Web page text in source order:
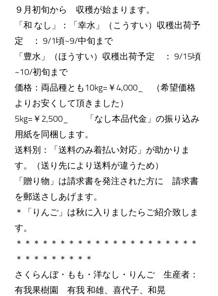
９月初旬から 収穫が始まります。
「和 なし」：「幸水」（こうすい）収穫出荷予
定 ： 9/1頃~9/中旬まで
「豊水」（ほうすい）収穫出荷予定 ： 9/15頃
~10/初旬まで
価格：両品種とも10kg=￥4,000_ （希望価格
よりお安くして頂きました）
5kg=￥2,500_ 「なし本品代金」の振り込み
用紙を同梱します。
送料別：「送料のみ着払い対応」が助かりま
す。（送り先により送料が違うため）
「贈り物」は請求書を発注された方に 請求書
を郵送さしあげます。
＊「りんご」は秋に入りましたらご紹介致しま
す。
＊＊＊＊＊＊＊＊＊＊＊＊＊＊＊＊＊＊＊＊＊
＊＊＊＊＊＊＊＊＊
さくらんぼ・もも・洋なし・りんご 生産者：
有我果樹園 有我 和雄、喜代子、和晃